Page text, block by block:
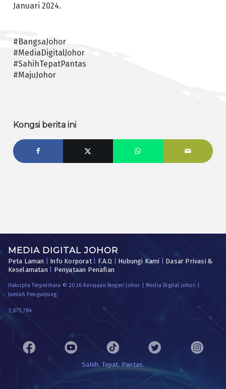
Januari 2024.
#BangsaJohor
#MediaDigitalJohor
#SahihTepatPantas
#MajuJohor
Kongsi berita ini
MEDIA DIGITAL JOHOR
Peta Laman Info Korporat| F.A.Q Hubungi Kami
Dasar Privasi &
Keselamatan
Penyataan Penafian
Hakcipta Terpelihara © 2026 Kerajaan Negeri Johor | Media Digital Johor. |
Jumlah Pengunjung:
3,075,784
Sahih. Tepat. Pantas.